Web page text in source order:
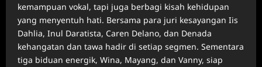
kemampuan vokal, tapi juga berbagi kisah kehidupan
yang menyentuh hati. Bersama para juri kesayangan Iis
Dahlia, Inul Daratista, Caren Delano, dan Denada
kehangatan dan tawa hadir di setiap segmen. Sementara
tiga biduan energik, Wina, Mayang, dan Vanny, siap